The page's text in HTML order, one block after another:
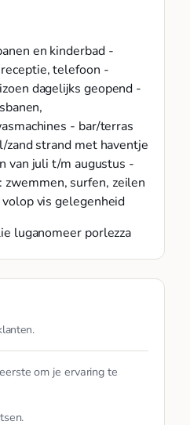
en kinderbad -
telefoon -
dagelijks geopend -
- bar/terras
zand strand met haventje
van juli t/m augustus -
surfen, zeilen
vis gelegenheid
luganomeer porlezza
om je ervaring te